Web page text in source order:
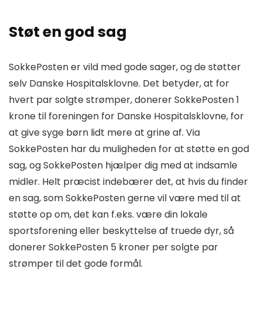
Støt en god sag
SokkePosten er vild med gode sager, og de støtter
selv Danske Hospitalsklovne. Det betyder, at for
hvert par solgte strømper, donerer SokkePosten 1
krone til foreningen for Danske Hospitalsklovne, for
at give syge børn lidt mere at grine af. Via
SokkePosten har du muligheden for at støtte en god
sag, og SokkePosten hjælper dig med at indsamle
midler. Helt præcist indebærer det, at hvis du finder
en sag, som SokkePosten gerne vil være med til at
støtte op om, det kan f.eks. være din lokale
sportsforening eller beskyttelse af truede dyr, så
donerer SokkePosten 5 kroner per solgte par
strømper til det gode formål.